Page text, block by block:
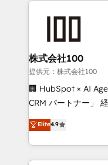
株式会社100
提供元：株式会社100
🏢 HubSpot × AI
CRM パートナー」 経営課題と現場業務をつなぐAIネイ
ティブ・エージェン
力で顧客フロント業務を再
をする会社か？
トを組み込んだ顧客
Elite4.9